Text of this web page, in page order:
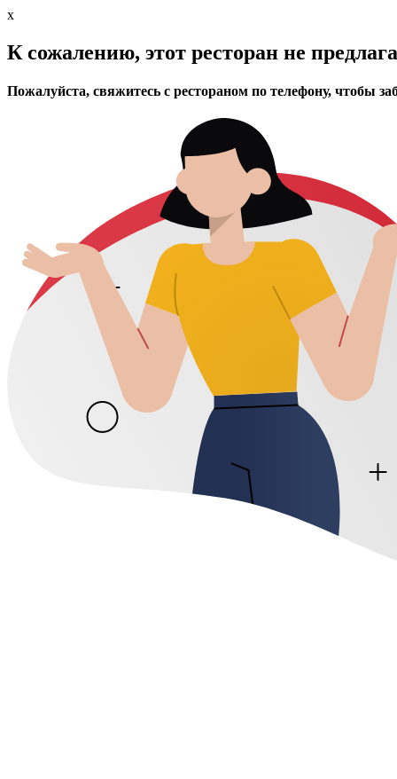
x
К сожалению, этот ресторан не
Пожалуйста, свяжитесь с рестораном по телефону, чтобы